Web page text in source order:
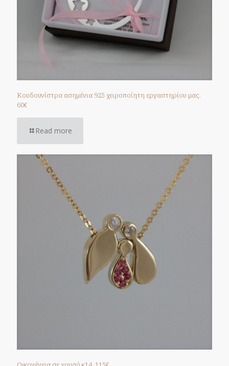
Κουδουνίστρα ασημένια 925 χειροποίητη εργαστηρίου μας.
60€
Read more